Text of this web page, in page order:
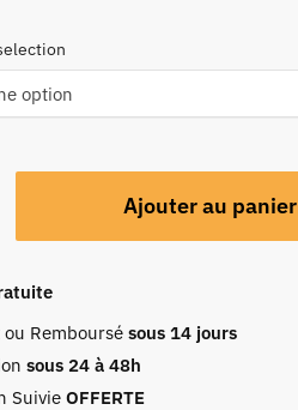
Ajouter au panier
Remboursé sous 14 jours
sous 24 à 48h
Suivie OFFERTE